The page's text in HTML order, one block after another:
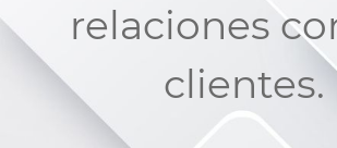
relaciones
clientes.